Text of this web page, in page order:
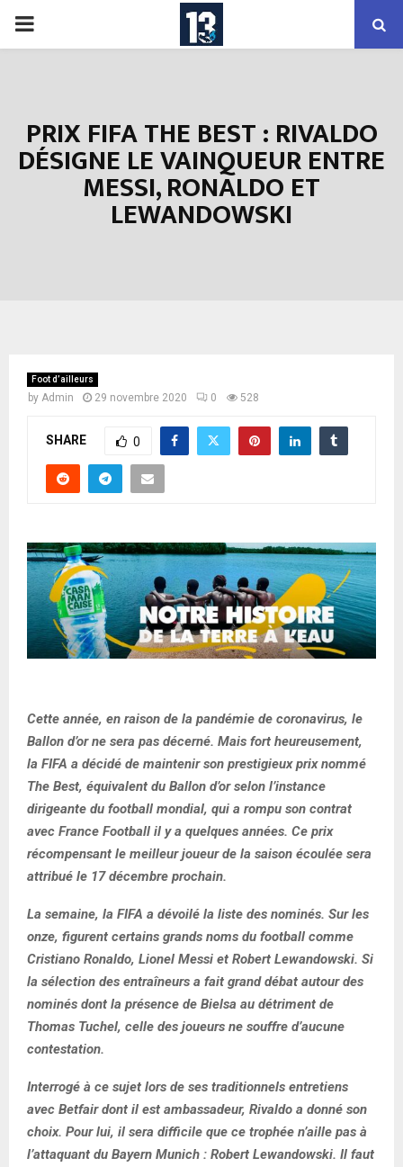
PRIMARY
PRIX FIFA THE BEST : RIVALDO
DÉSIGNE LE VAINQUEUR ENTRE
MESSI, RONALDO ET
LEWANDOWSKI
Foot d’ailleurs
by Admin 29 novembre 2020 0 528
SHARE 0
Cette année, en raison de la pandémie de coronavirus, le
Ballon d’or ne sera pas décerné. Mais fort heureusement,
la FIFA a décidé de maintenir son prestigieux prix nommé
The Best, équivalent du Ballon d’or selon l’instance
dirigeante du football mondial, qui a rompu son contrat
avec France Football il y a quelques années. Ce prix
récompensant le meilleur joueur de la saison écoulée sera
attribué le 17 décembre prochain.
La semaine, la FIFA a dévoilé la liste des nominés. Sur les
onze, figurent certains grands noms du football comme
Cristiano Ronaldo, Lionel Messi et Robert Lewandowski. Si
la sélection des entraîneurs a fait grand débat autour des
nominés dont la présence de Bielsa au détriment de
Thomas Tuchel, celle des joueurs ne souffre d’aucune
contestation.
Interrogé à ce sujet lors de ses traditionnels entretiens
avec Betfair dont il est ambassadeur, Rivaldo a donné son
choix. Pour lui, il sera difficile que ce trophée n’aille pas à
l’attaquant du Bayern Munich : Robert Lewandowski. Il faut